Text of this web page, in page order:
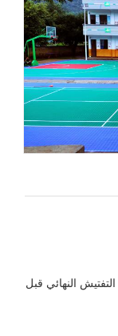
النهائي قبل